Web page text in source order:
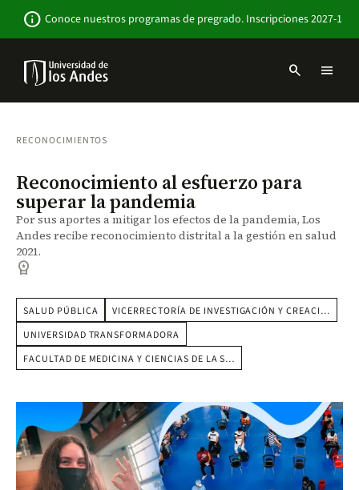
contenido
info Conoce nuestros programas de pregrado. Inscripciones 2027-1
Navbar
search menu
RECONOCIMIENTOS
Reconocimiento al esfuerzo para
superar la pandemia
Por sus aportes a mitigar los efectos de la pandemia, Los
Andes recibe reconocimiento distrital a la gestión en salud
2021.
workspace_premium
SALUD PÚBLICA
VICERRECTORÍA DE INVESTIGACIÓN Y CREACI…
UNIVERSIDAD TRANSFORMADORA
FACULTAD DE MEDICINA Y CIENCIAS DE LA S…